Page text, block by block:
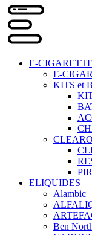
E-
E-
KITS et
ELIQUIDES
Alambic
Ben